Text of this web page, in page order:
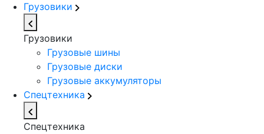
Грузовики
Грузовики
Грузовые шины
Грузовые диски
Грузовые аккумуляторы
Спецтехника
Спецтехника